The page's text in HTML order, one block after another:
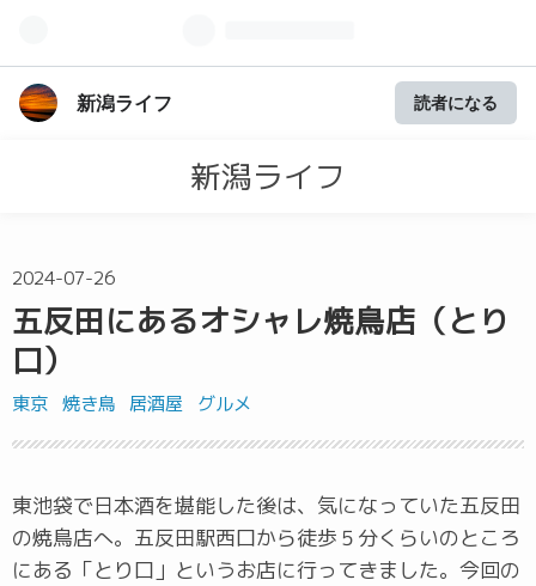
新潟ライフ 読者になる
新潟ライフ
2024-07-26
五反田にあるオシャレ焼鳥店（とり
口）
東京 焼き鳥 居酒屋 グルメ
東池袋で日本酒を堪能した後は、気になっていた五反田
の焼鳥店へ。五反田駅西口から徒歩５分くらいのところ
にある「とり口」というお店に行ってきました。今回の